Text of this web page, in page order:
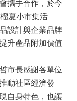
攜手合作，於今
夏小市集活
設計與企業品牌
升產品附加價值
市長感謝各單位
動社區經濟發
自身特色，也讓